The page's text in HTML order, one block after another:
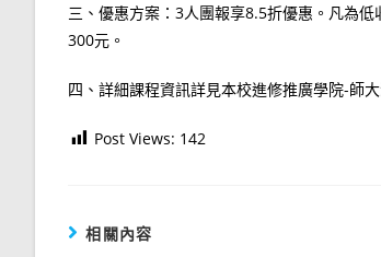
三、優惠方案：3人團報享8.5折優惠。凡為
300元。
四、詳細課程資訊詳見本校進修推廣學院-師
Post Views: 142
相關內容